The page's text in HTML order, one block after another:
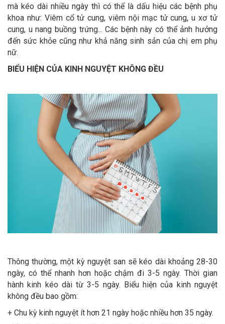
mà kéo dài nhiều ngày thì có thể là dấu hiệu các bệnh phụ
khoa như: Viêm cổ tử cung, viêm nội mạc tử cung, u xơ tử
cung, u nang buồng trứng... Các bệnh này có thể ảnh hưởng
đến sức khỏe cũng như khả năng sinh sản của chị em phụ
nữ.
BIỂU HIỆN CỦA KINH NGUYỆT KHÔNG ĐỀU
Thông thường, một kỳ nguyệt san sẽ kéo dài khoảng 28-30
ngày, có thể nhanh hơn hoặc chậm đi 3-5 ngày. Thời gian
hành kinh kéo dài từ 3-5 ngày. Biểu hiện của kinh nguyệt
không đều bao gồm:
+ Chu kỳ kinh nguyệt ít hơn 21 ngày hoặc nhiều hơn 35 ngày.